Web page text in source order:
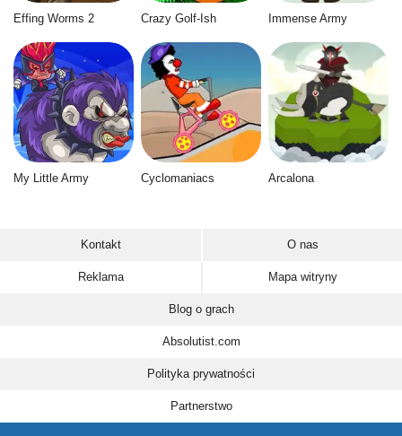
Effing Worms 2 Crazy Golf-Ish Immense Army
My Little Army Cyclomaniacs Arcalona
Kontakt O nas
Reklama Mapa witryny
Blog o grach
Absolutist.com
Polityka prywatności
Partnerstwo